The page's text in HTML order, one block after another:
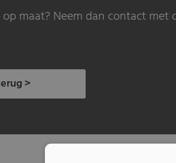
maat? Neem dan contact met
>